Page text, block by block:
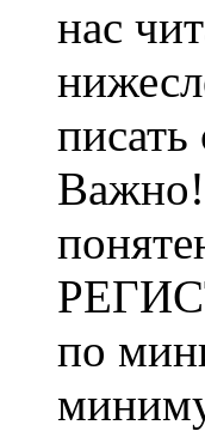
нас
Важно!
по